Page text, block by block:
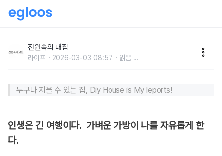
전원속의 내집
라이프 2026-03-03 08:57 읽음 ...
누구나 지을 수 있는 집, Diy House is My leports!
인생은 긴 여행이다. 가벼운 가방이 나를 자유롭게 한
다.